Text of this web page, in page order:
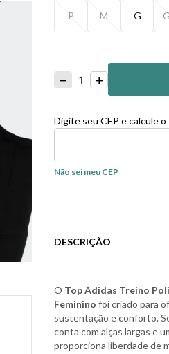
P M G
＋
－
Comprar
Digite seu CEP e calcule
Não sei meu CEP
DESCRIÇÃO
O Top Adidas Treino
Feminino foi criado para
sustentação e conforto.
conta com alças largas e
proporciona liberdade de